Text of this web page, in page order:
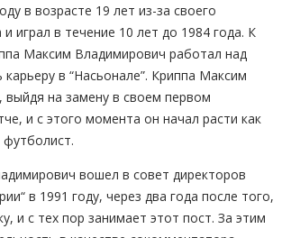
в возрасте 19 лет из-за своего
играл в течение 10 лет до 1984 года. К
Максим Владимирович работал над
в “Насьонале”. Криппа Максим
на замену в своем первом
и с этого момента он начал расти как
вошел в совет директоров
в 1991 году, через два года после того,
и с тех пор занимает этот пост. За этим